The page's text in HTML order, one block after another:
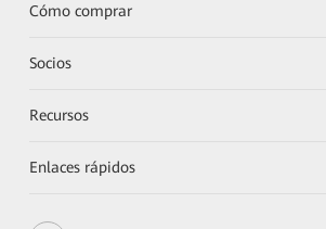
Cómo comprar
Socios
Recursos
Enlaces rápidos